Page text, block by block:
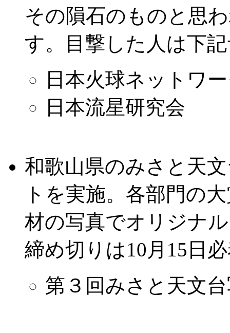
その隕石のものと思
す。目撃した人は下
日本火球ネットワ
日本流星研究会
和歌山県のみさと天
トを実施。各部門の
材の写真でオリジナ
締め切りは10月15日
第３回みさと天文